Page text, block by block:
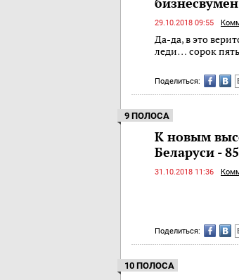
29.10.2018 09:55
Да-да, в это
леди… сорок
Поделиться:
9 ПОЛОСА
К новым
Беларуси -
31.10.2018 11:36
Поделиться:
10 ПОЛОСА